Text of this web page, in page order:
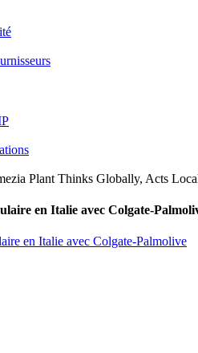
en Italie avec Colgate-
en Italie avec Colgate-Palmolive